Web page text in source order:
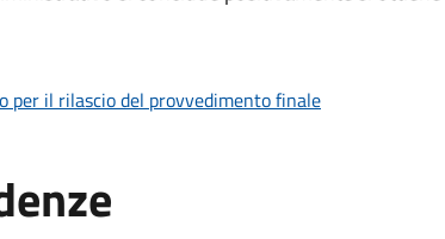
per il rilascio del provvedimento finale